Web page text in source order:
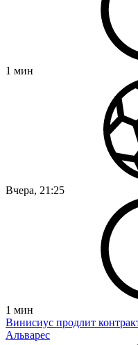
1 мин
Вчера, 21:25
1 мин
Винисиус продлит
Альварес